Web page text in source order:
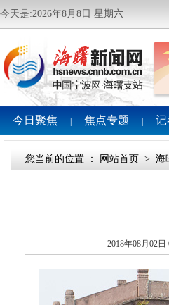
今天是:2026年8月8日 星期六
今日聚焦 焦点专题 记
您当前的位置 ： 网站首页 > 海
2018年08月02